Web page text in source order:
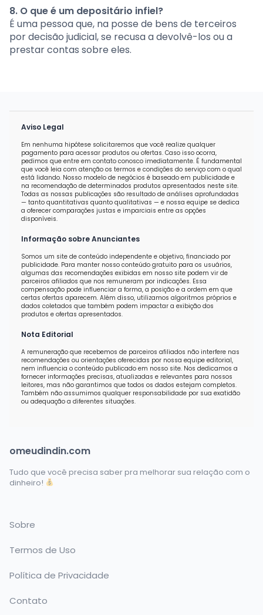
8. O que é um depositário infiel?
É uma pessoa que, na posse de bens de terceiros
por decisão judicial, se recusa a devolvê-los ou a
prestar contas sobre eles.
Aviso Legal
Em nenhuma hipótese solicitaremos que você realize qualquer
pagamento para acessar produtos ou ofertas. Caso isso ocorra,
pedimos que entre em contato conosco imediatamente. É fundamental
que você leia com atenção os termos e condições do serviço com o qual
está lidando. Nosso modelo de negócios é baseado em publicidade e
na recomendação de determinados produtos apresentados neste site.
Todas as nossas publicações são resultado de análises aprofundadas
— tanto quantitativas quanto qualitativas — e nossa equipe se dedica
a oferecer comparações justas e imparciais entre as opções
disponíveis.
Informação sobre Anunciantes
Somos um site de conteúdo independente e objetivo, financiado por
publicidade. Para manter nosso conteúdo gratuito para os usuários,
algumas das recomendações exibidas em nosso site podem vir de
parceiros afiliados que nos remuneram por indicações. Essa
compensação pode influenciar a forma, a posição e a ordem em que
certas ofertas aparecem. Além disso, utilizamos algoritmos próprios e
dados coletados que também podem impactar a exibição dos
produtos e ofertas apresentados.
Nota Editorial
A remuneração que recebemos de parceiros afiliados não interfere nas
recomendações ou orientações oferecidas por nossa equipe editorial,
nem influencia o conteúdo publicado em nosso site. Nos dedicamos a
fornecer informações precisas, atualizadas e relevantes para nossos
leitores, mas não garantimos que todos os dados estejam completos.
Também não assumimos qualquer responsabilidade por sua exatidão
ou adequação a diferentes situações.
omeudindin.com
Tudo que você precisa saber pra melhorar sua relação com o
dinheiro!
Sobre
Termos de Uso
Política de Privacidade
Contato